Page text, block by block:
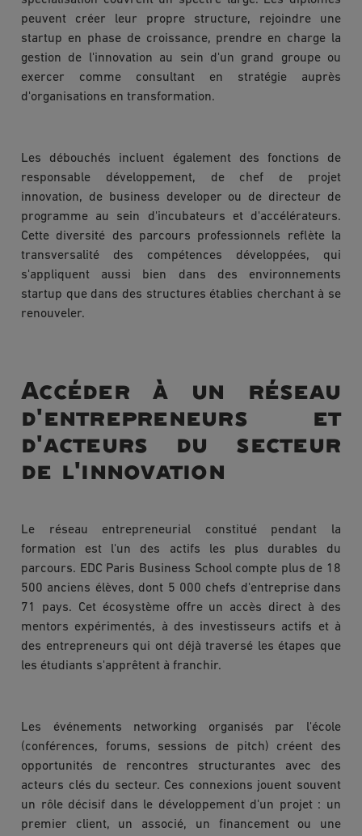
peuvent créer leur propre structure, rejoindre une
startup en phase de croissance, prendre en charge la
gestion de l'innovation au sein d'un grand groupe ou
exercer comme consultant en stratégie auprès
d'organisations en transformation.
Les débouchés incluent également des fonctions de
responsable développement, de chef de projet
innovation, de business developer ou de directeur de
programme au sein d'incubateurs et d'accélérateurs.
Cette diversité des parcours professionnels reflète la
transversalité des compétences développées, qui
s'appliquent aussi bien dans des environnements
startup que dans des structures établies cherchant à se
renouveler.
Accéder à un réseau
d'entrepreneurs et
d'acteurs du secteur
de l'innovation
Le réseau entrepreneurial constitué pendant la
formation est l'un des actifs les plus durables du
parcours. EDC Paris Business School compte plus de 18
500 anciens élèves, dont 5 000 chefs d'entreprise dans
71 pays. Cet écosystème offre un accès direct à des
mentors expérimentés, à des investisseurs actifs et à
des entrepreneurs qui ont déjà traversé les étapes que
les étudiants s'apprêtent à franchir.
Les événements networking organisés par l'école
(conférences, forums, sessions de pitch) créent des
opportunités de rencontres structurantes avec des
acteurs clés du secteur. Ces connexions jouent souvent
un rôle décisif dans le développement d'un projet : un
premier client, un associé, un financement ou une